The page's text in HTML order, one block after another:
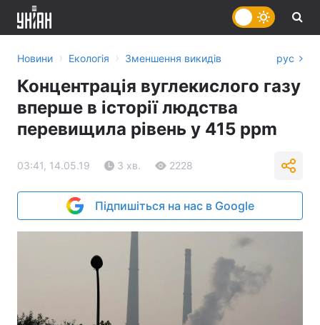
Новини › Екологія › Зменшення викидів рус
Концентрація вуглекислого газу
вперше в історії людства
перевищила рівень у 415 ppm
03:41, 14.05.19 3 хв. 2228
Підпишіться на нас в Google